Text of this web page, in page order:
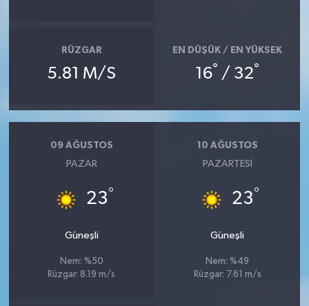
RÜZGAR
5.81 M/S
EN DÜŞÜK / EN YÜKSEK
16° / 32°
09 AĞUSTOS
PAZAR
23°
Güneşli
Nem: %50
Rüzgar: 8.19 m/s
10 AĞUSTOS
PAZARTESI
23°
Güneşli
Nem: %49
Rüzgar: 7.61 m/s